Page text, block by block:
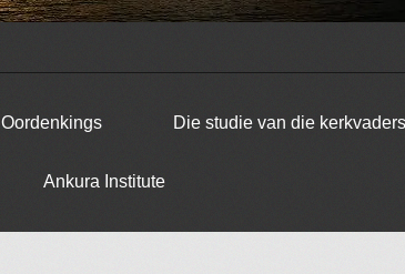
Oordenkings Die studie van die kerkvaders
Ankura Institute